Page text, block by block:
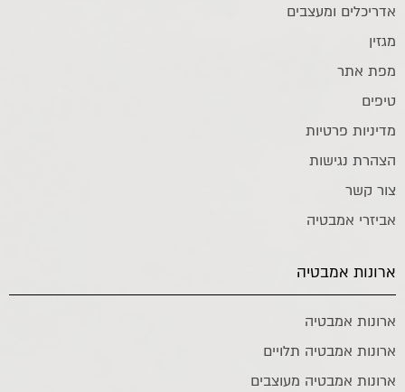
אדריכלים ומעצבים
מגזין
מפת אתר
טיפים
מדיניות פרטיות
הצהרת נגישות
צור קשר
אביזרי אמבטיה
ארונות אמבטיה
ארונות אמבטיה
ארונות אמבטיה תלויים
ארונות אמבטיה מעוצבים